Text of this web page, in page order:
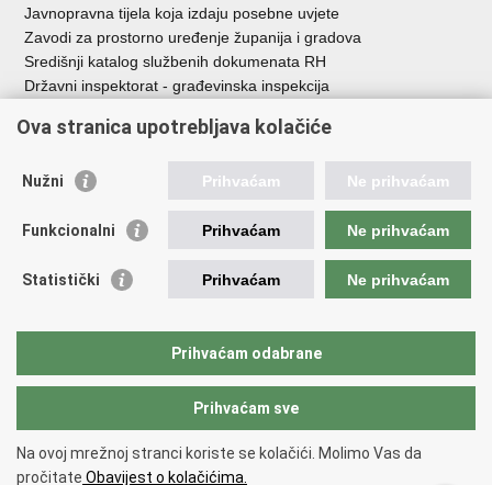
Javnopravna tijela koja izdaju posebne uvjete
Zavodi za prostorno uređenje županija i gradova
Središnji katalog službenih dokumenata RH
Državni inspektorat - građevinska inspekcija
Vlada Republike Hrvatske
Agencija za pravni promet i posredovanje nekretninama
Fond za zaštitu okoliša i energetsku učinkovitost
Državne nekretnine d.o.o.
Copyright © 2026 Ministarstvo prostornoga uređenja, graditeljstva i
državne imovine.
Ova stranica upotrebljava kolačiće
Nužni Prihvaćam Ne prihvaćam
Funkcionalni Prihvaćam Ne prihvaćam
Statistički Prihvaćam Ne prihvaćam
Prihvaćam odabrane
Prihvaćam sve
Na ovoj mrežnoj stranci koriste se kolačići. Molimo Vas da
pročitate Obavijest o kolačićima.